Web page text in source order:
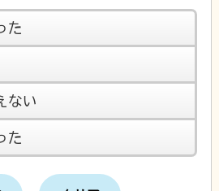
た
ない
た